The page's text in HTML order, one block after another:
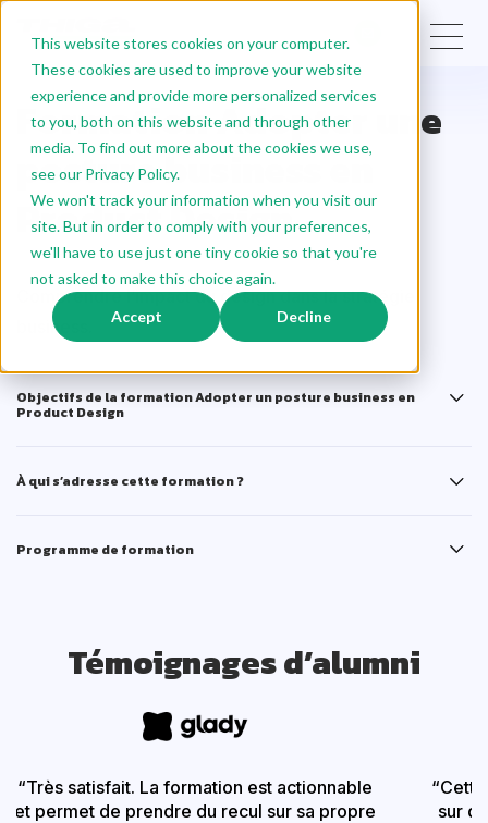
This website stores cookies on your computer.
These cookies are used to improve your website
experience and provide more personalized services
to you, both on this website and through other
media. To find out more about the cookies we use,
see our Privacy Policy.
We won't track your information when you visit our
site. But in order to comply with your preferences,
we'll have to use just one tiny cookie so that you're
not asked to make this choice again.
Accept Decline
Formation Adopter une
posture business en
Product Design
Comprendre l’impact du design dans la stratégie
business.
Objectifs de la formation Adopter un posture business en
Product Design
À qui s’adresse cette formation ?
Programme de formation
Témoignages d’alumni
“Très satisfait. La formation est actionnable
et permet de prendre du recul sur sa propre
sur